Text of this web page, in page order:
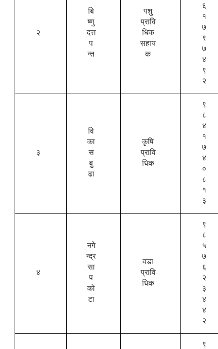
२
बि
ष्णु
दत्त
प
न्त
पशु
प्रावि
धिक
सहाय
क
६
१
७
९
७
४
९
२
३
वि
का
स
बु
ढा
कृषि
प्रावि
धिक
९
८
४
१
७
४
०
८
१
३
४
नगे
न्द्र
सा
प
को
टा
वडा
प्रावि
धिक
९
८
५
७
६
२
३
४
४
२
९